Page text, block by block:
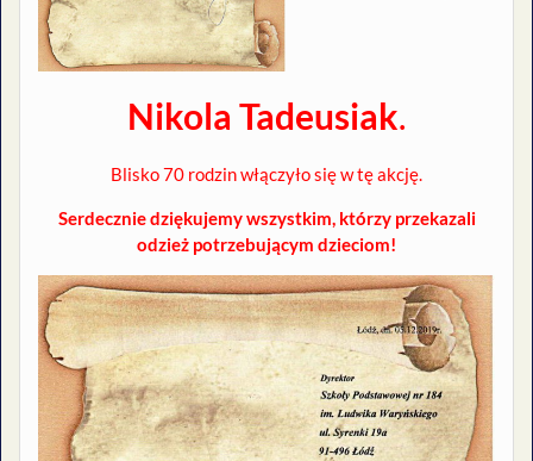
Nikola Tadeusiak.
Blisko 70 rodzin włączyło się w tę akcję.
Serdecznie dziękujemy wszystkim, którzy przekazali
odzież potrzebującym dzieciom!